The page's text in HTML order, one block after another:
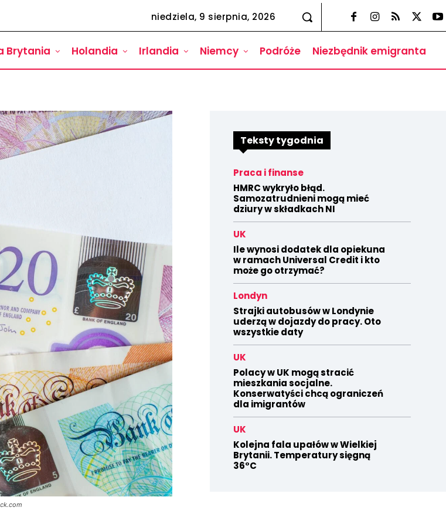
niedziela, 9 sierpnia, 2026
Brytania Holandia Irlandia Niemcy Podróże Niezbędnik emigranta
Teksty tygodnia
Praca i finanse
HMRC wykryło błąd.
Samozatrudnieni mogą mieć
dziury w składkach NI
UK
Ile wynosi dodatek dla opiekuna
w ramach Universal Credit i kto
może go otrzymać?
Londyn
Strajki autobusów w Londynie
uderzą w dojazdy do pracy. Oto
wszystkie daty
UK
Polacy w UK mogą stracić
mieszkania socjalne.
Konserwatyści chcą ograniczeń
dla imigrantów
UK
Kolejna fala upałów w Wielkiej
Brytanii. Temperatury sięgną
36°C